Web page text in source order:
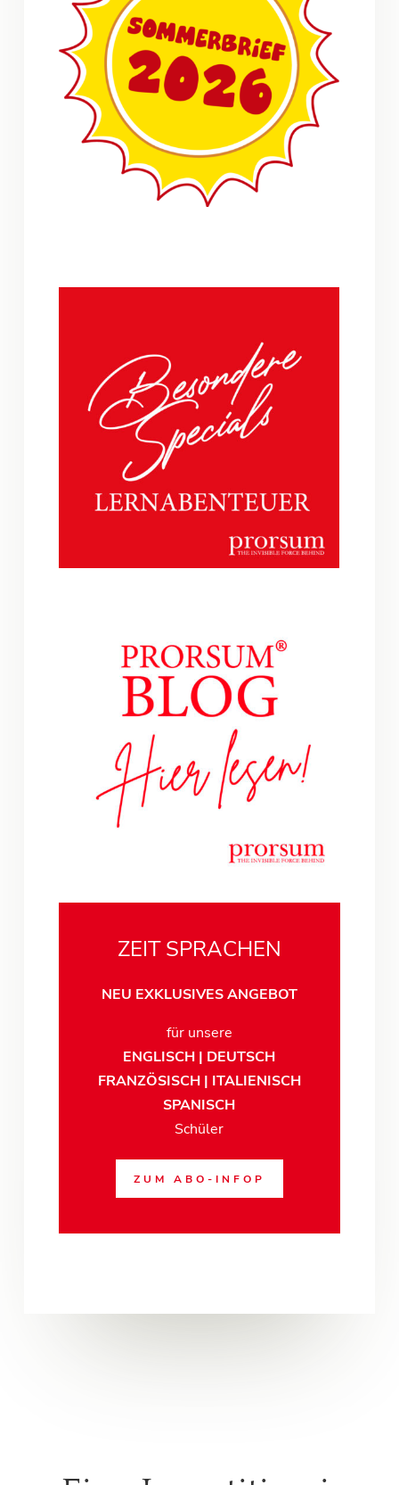
ZEIT SPRACHEN
NEU EXKLUSIVES ANGEBOT
für unsere
ENGLISCH | DEUTSCH
FRANZÖSISCH | ITALIENISCH
SPANISCH
Schüler
ZUM ABO-INFOP